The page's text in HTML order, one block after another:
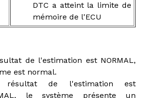
DTC a atteint la limite de
mémoire de l'ECU
de l'estimation est NORMAL,
est normal.
de l'estimation est
le système présente un